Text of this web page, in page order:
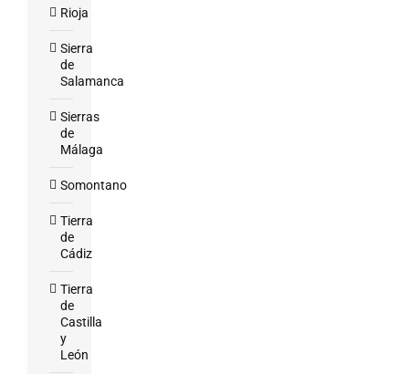
Rioja
Sierra
de
Salamanca
Sierras
de
Málaga
Somontano
Tierra
de
Cádiz
Tierra
de
Castilla
y
León